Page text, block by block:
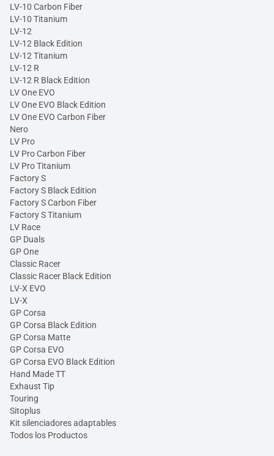
LV-10 Carbon Fiber
LV-10 Titanium
LV-12
LV-12 Black Edition
LV-12 Titanium
LV-12 R
LV-12 R Black Edition
LV One EVO
LV One EVO Black Edition
LV One EVO Carbon Fiber
Nero
LV Pro
LV Pro Carbon Fiber
LV Pro Titanium
Factory S
Factory S Black Edition
Factory S Carbon Fiber
Factory S Titanium
LV Race
GP Duals
GP One
Classic Racer
Classic Racer Black Edition
LV-X EVO
LV-X
GP Corsa
GP Corsa Black Edition
GP Corsa Matte
GP Corsa EVO
GP Corsa EVO Black Edition
Hand Made TT
Exhaust Tip
Touring
Sitoplus
Kit silenciadores adaptables
Todos los Productos